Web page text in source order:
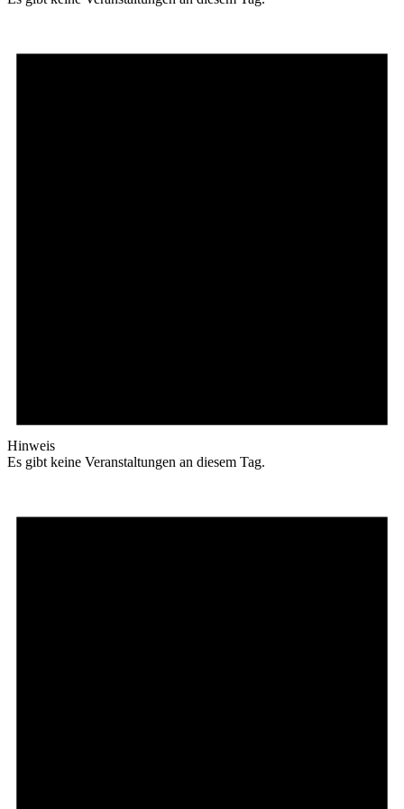
Hinweis
Es gibt keine Veranstaltungen an diesem Tag.